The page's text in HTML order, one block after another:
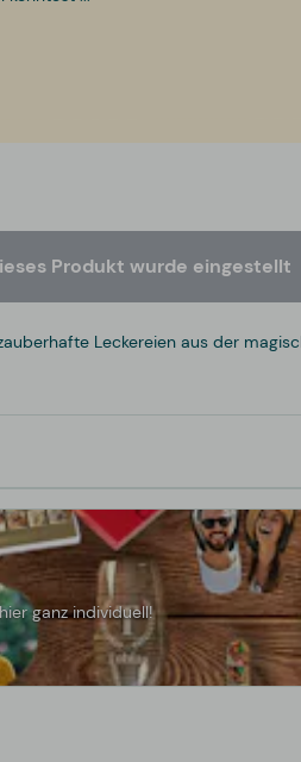
Produkt wurde eingestellt
Leckereien aus der
ganz individuell!